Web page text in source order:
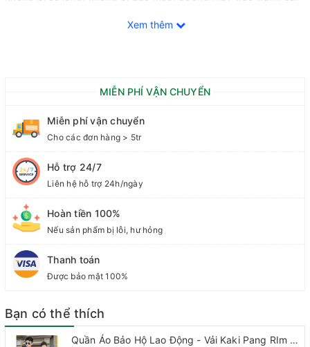
Xem thêm
MIỄN PHÍ VẬN CHUYỂN
Miễn phí vận chuyển
Cho các đơn hàng > 5tr
Hỗ trợ 24/7
Liên hệ hỗ trợ 24h/ngày
Hoàn tiền 100%
Nếu sản phẩm bị lỗi, hư hỏng
Thanh toán
Được bảo mật 100%
Bạn có thể thích
Quần Áo Bảo Hộ Lao Động - Vải Kaki Pang RIm Hàn Quốc